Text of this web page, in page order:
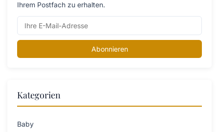
Ihrem Postfach zu erhalten.
Abonnieren
Kategorien
Baby